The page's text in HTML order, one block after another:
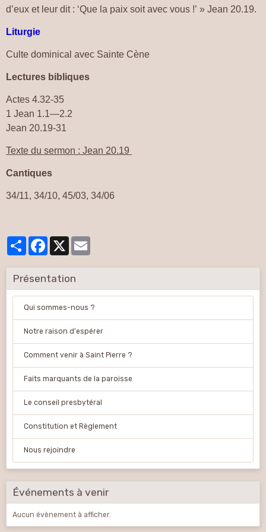
d’eux et leur dit : ‘Que la paix soit avec vous !’ » Jean 20.19.
Liturgie
Culte dominical avec Sainte Cène
Lectures bibliques
Actes 4.32-35
1 Jean 1.1—2.2
Jean 20.19-31
Texte du sermon : Jean 20.19
Cantiques
34/11, 34/10, 45/03, 34/06
PartagerFacebook
Présentation
Qui sommes-nous ?
Notre raison d'espérer
Comment venir à Saint Pierre ?
Faits marquants de la paroisse
Le conseil presbytéral
Constitution et Règlement
Nous rejoindre
Événements à venir
Aucun évènement à afficher.